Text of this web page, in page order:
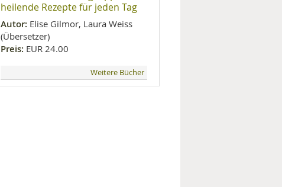
heilende Rezepte für jeden Tag
Autor: Elise Gilmor, Laura Weiss
(Übersetzer)
Preis: EUR 24.00
Weitere Bücher